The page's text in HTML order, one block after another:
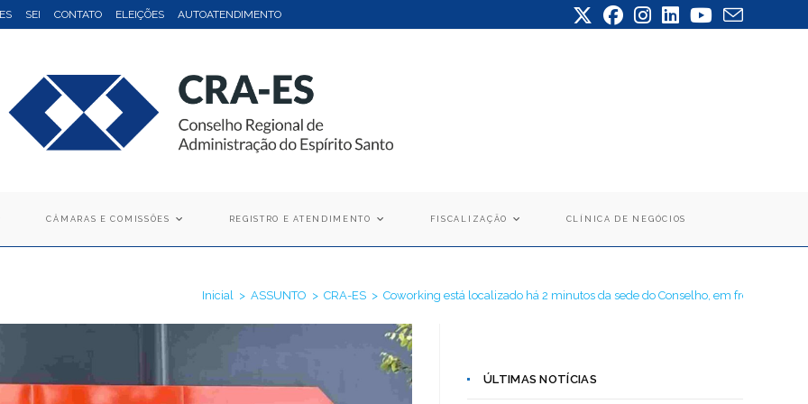
SEI CONTATO ELEIÇÕES AUTOATENDIMENTO
CÂMARAS E COMISSÕES REGISTRO E ATENDIMENTO FISCALIZAÇÃO CLÍNICA DE NEGÓCIOS
Inicial > ASSUNTO > CRA-ES > Coworking está localizado há 2 minutos da sede do Conselho, em frente à
ÚLTIMAS NOTÍCIAS